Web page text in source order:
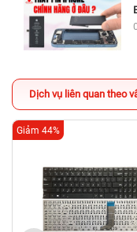
Dịch vụ liên quan theo
Giảm 44%